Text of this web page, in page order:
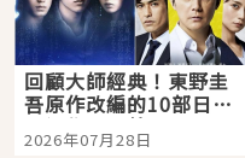
回顧大師經典！東野圭
吾原作改編的10部日本
影視作品推薦
2026年07月28日